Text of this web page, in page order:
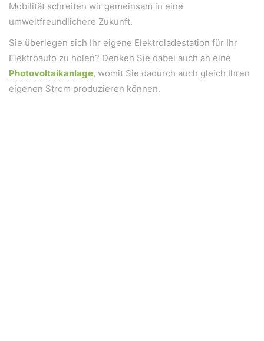
Mobilität schreiten wir gemeinsam in eine
umweltfreundlichere Zukunft.
Sie überlegen sich Ihr eigene Elektroladestation für Ihr
Elektroauto zu holen? Denken Sie dabei auch an eine
Photovoltaikanlage, womit Sie dadurch auch gleich Ihren
eigenen Strom produzieren können.